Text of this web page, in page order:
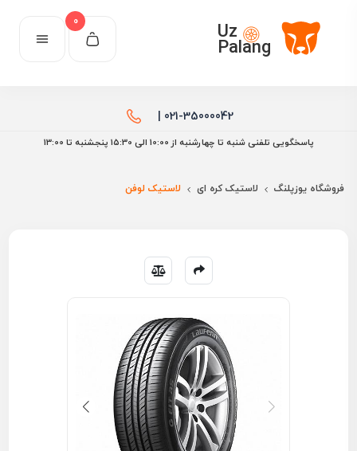
Uz
Palang
0
021-35000042 |
پاسخگویی تلفنی شنبه تا چهارشنبه از 10:00 الی ۱۵:30 پنجشنبه تا 13:00
فروشگاه یوزپلنگ لاستیک کره ای لاستیک لوفن